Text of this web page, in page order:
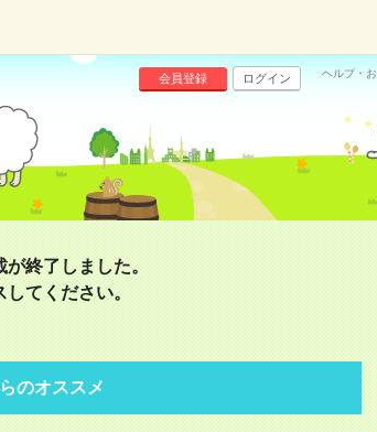
会員登録 ログイン ヘルプ・
が終了しました。
してください。
のオススメ